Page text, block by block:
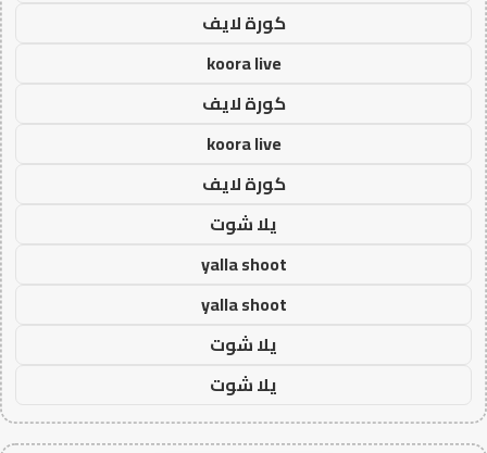
كورة لايف
koora live
كورة لايف
koora live
كورة لايف
يلا شوت
yalla shoot
yalla shoot
يلا شوت
يلا شوت